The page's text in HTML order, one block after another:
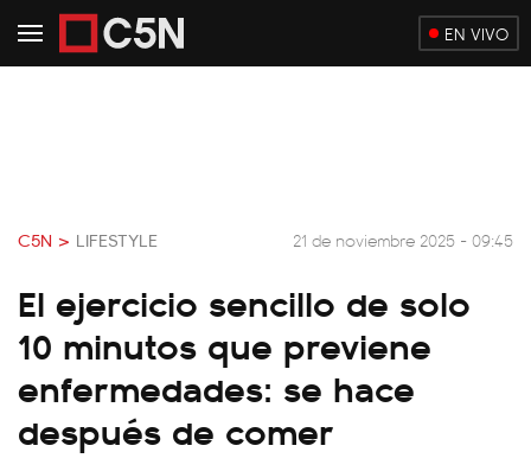
EN VIVO
C5N > LIFESTYLE 21 de noviembre 2025 - 09:45
El ejercicio sencillo de solo
10 minutos que previene
enfermedades: se hace
después de comer